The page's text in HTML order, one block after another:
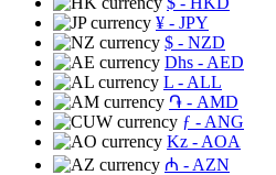
¥ - JPY
$ - NZD
Dhs - AED
L - ALL
֏ - AMD
ƒ - ANG
Kz - AOA
₼ - AZN